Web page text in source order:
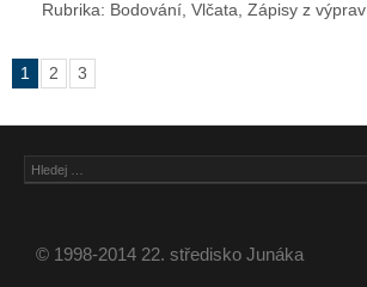
Rubrika: Bodování,Vlčata,Zápisy z výprav
1 2 3
© 1998-2014 22. středisko Junáka